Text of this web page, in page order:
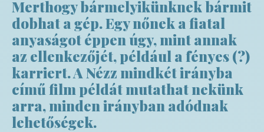
Merthogy bármelyikünknek bármit
dobhat a gép. Egy nőnek a fiatal
anyaságot éppen úgy, mint annak
az ellenkezőjét, például a fényes (?)
karriert. A Nézz mindkét irányba
című film példát mutathat nekünk
arra, minden irányban adódnak
lehetőségek.